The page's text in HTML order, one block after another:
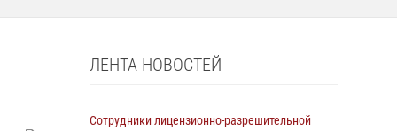
ЛЕНТА НОВОСТЕЙ
Сотрудники лицензионно-разрешительной